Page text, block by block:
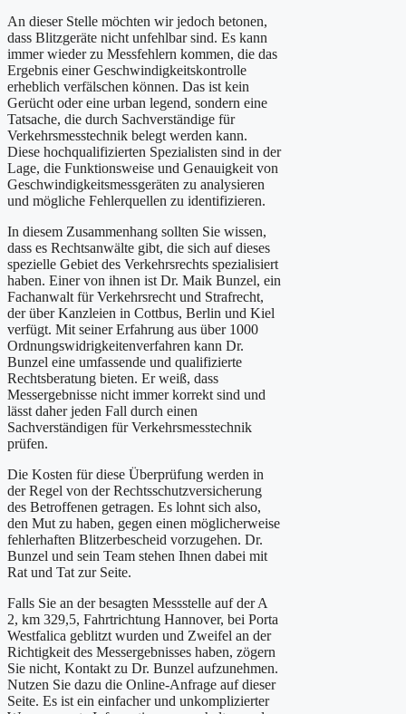
An dieser Stelle möchten wir jedoch betonen,
dass Blitzgeräte nicht unfehlbar sind. Es kann
immer wieder zu Messfehlern kommen, die das
Ergebnis einer Geschwindigkeitskontrolle
erheblich verfälschen können. Das ist kein
Gerücht oder eine urban legend, sondern eine
Tatsache, die durch Sachverständige für
Verkehrsmesstechnik belegt werden kann.
Diese hochqualifizierten Spezialisten sind in der
Lage, die Funktionsweise und Genauigkeit von
Geschwindigkeitsmessgeräten zu analysieren
und mögliche Fehlerquellen zu identifizieren.
In diesem Zusammenhang sollten Sie wissen,
dass es Rechtsanwälte gibt, die sich auf dieses
spezielle Gebiet des Verkehrsrechts spezialisiert
haben. Einer von ihnen ist Dr. Maik Bunzel, ein
Fachanwalt für Verkehrsrecht und Strafrecht,
der über Kanzleien in Cottbus, Berlin und Kiel
verfügt. Mit seiner Erfahrung aus über 1000
Ordnungswidrigkeitenverfahren kann Dr.
Bunzel eine umfassende und qualifizierte
Rechtsberatung bieten. Er weiß, dass
Messergebnisse nicht immer korrekt sind und
lässt daher jeden Fall durch einen
Sachverständigen für Verkehrsmesstechnik
prüfen.
Die Kosten für diese Überprüfung werden in
der Regel von der Rechtsschutzversicherung
des Betroffenen getragen. Es lohnt sich also,
den Mut zu haben, gegen einen möglicherweise
fehlerhaften Blitzerbescheid vorzugehen. Dr.
Bunzel und sein Team stehen Ihnen dabei mit
Rat und Tat zur Seite.
Falls Sie an der besagten Messstelle auf der A
2, km 329,5, Fahrtrichtung Hannover, bei Porta
Westfalica geblitzt wurden und Zweifel an der
Richtigkeit des Messergebnisses haben, zögern
Sie nicht, Kontakt zu Dr. Bunzel aufzunehmen.
Nutzen Sie dazu die Online-Anfrage auf dieser
Seite. Es ist ein einfacher und unkomplizierter